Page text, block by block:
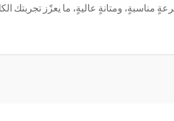
مناسبةٍ، ومتانةٍ عاليةٍ، ما يعزّز تجربتك